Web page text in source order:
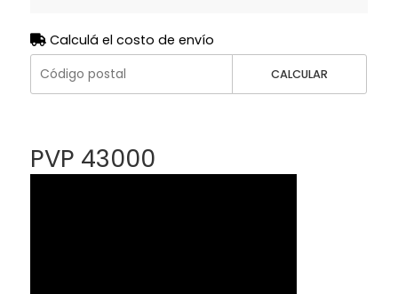
Calculá el costo de envío
CALCULAR
PVP 43000